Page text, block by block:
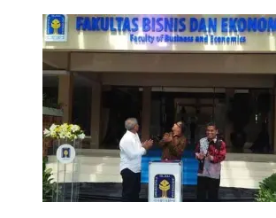
about
Muhammadiyah
Keluarkan
Fatwa
Haram
Elektrik